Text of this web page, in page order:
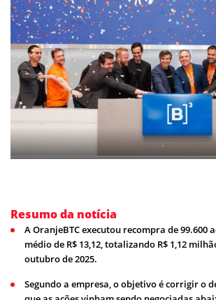
Resumo da notícia
A OranjeBTC executou recompra de 99.600
médio de R$ 13,12, totalizando R$ 1,12
outubro de 2025.
Segundo a empresa, o objetivo é corrigir o